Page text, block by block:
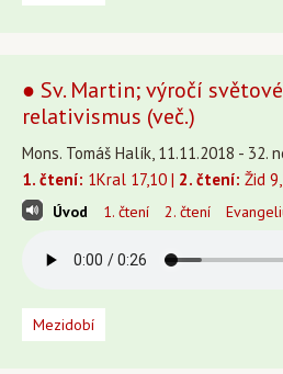
● Sv. Martin; výročí
relativismus (več.)
Mons. Tomáš Halík, 11.11.2018 - 32.
1. čtení: 1Kral 17,10 | 2. čtení: Žid
Úvod 1. čtení 2. čtení
Mezidobí